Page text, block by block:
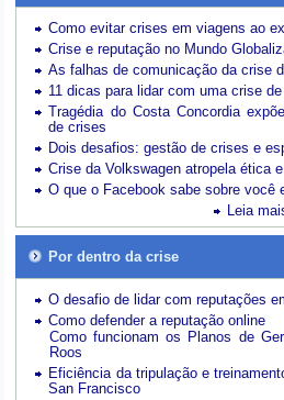
Como evitar crises em viagens ao
Crise e reputação no Mundo
As falhas de comunicação da crise
11 dicas para lidar com uma crise
Tragédia do Costa Concordia
de crises
Dois desafios: gestão de crises e
Crise da Volkswagen atropela ética
O que o Facebook sabe sobre você
Leia
Por dentro da crise
O desafio de lidar com reputações
Como defender a reputação online
Como funcionam os Planos de
Roos
Eficiência da tripulação e
San Francisco